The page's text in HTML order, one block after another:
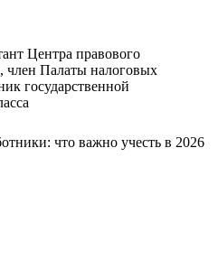
Центра правового
Палаты налоговых
государственной
что важно учесть в 2026